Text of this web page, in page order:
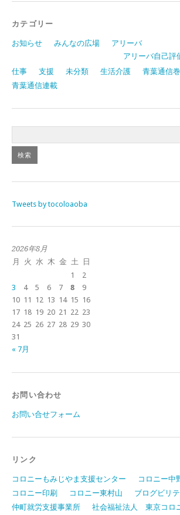
カテゴリー
お知らせ みんなの広場
アリーバ
アリーバ自己評
仕事
支援 未分類 生活介護
青葉通信
青葉通信連載
Tweets by tocoloaoba
2026年8月
月
火 水 木 金 土
日
1
2
3
4 5 6 7 8
9
10 11 12 13 14 15 16
17 18 19 20 21 22 23
24 25 26 27 28 29 30
31
« 7月
お問い合わせ
お問い合せフォーム
リンク
コロニーもみじやま支援センター
コロニー中
コロニー印刷
コロニー東村山
ブログビリ
仲町就労支援事業所
社会福祉法人 東京コロ